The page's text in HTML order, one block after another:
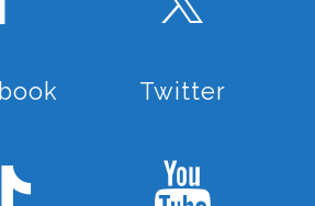
Twitter